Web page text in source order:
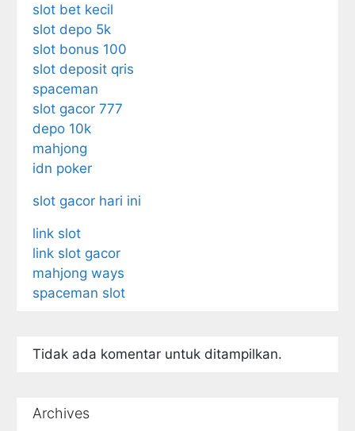
slot bet kecil
slot depo 5k
slot bonus 100
slot deposit qris
spaceman
slot gacor 777
depo 10k
mahjong
idn poker
slot gacor hari ini
link slot
link slot gacor
mahjong ways
spaceman slot
Tidak ada komentar untuk ditampilkan.
Archives